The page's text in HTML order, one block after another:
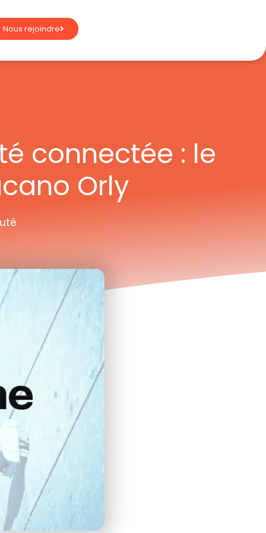
Nous rejoindre
connectée : le
Orly